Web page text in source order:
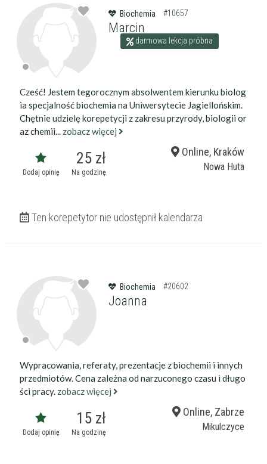
Biochemia #10657
Marcin
darmowa lekcja próbna
Cześć! Jestem tegorocznym absolwentem kierunku biolog
ia specjalność biochemia na Uniwersytecie Jagiellońskim.
Chętnie udzielę korepetycji z zakresu przyrody, biologii or
az chemii... zobacz więcej
Dodaj opinię
25 zł
Na godzinę
Online, Kraków
Nowa Huta
Ten korepetytor nie udostępnił kalendarza
Biochemia #20602
Joanna
Wypracowania, referaty, prezentacje z biochemii i innych
przedmiotów. Cena zależna od narzuconego czasu i długo
ści pracy. zobacz więcej
Dodaj opinię
15 zł
Na godzinę
Online, Zabrze
Mikulczyce